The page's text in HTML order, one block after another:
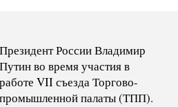
Президент России Владимир
Путин во время участия в
работе VII съезда Торгово-
промышленной палаты (ТПП).